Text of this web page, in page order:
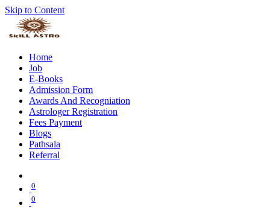
Skip to Content
Home
Job
E-Books
Admission Form
Awards And Recogniation
Astrologer Registration
Fees Payment
Blogs
Pathsala
Referral
0
0